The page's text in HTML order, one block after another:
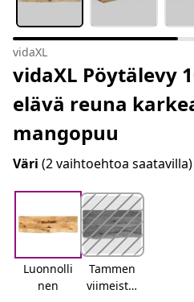
vidaXL
vidaXL Pöytälevy
elävä reuna
mangopuu
Väri (2 vaihtoehtoa saatavilla)
Luonnolli
nen
Tammen
viimeistel